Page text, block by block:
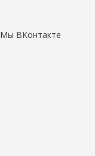
Мы ВКонтакте